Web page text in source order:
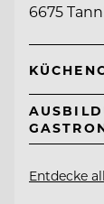
6675
Entdecke